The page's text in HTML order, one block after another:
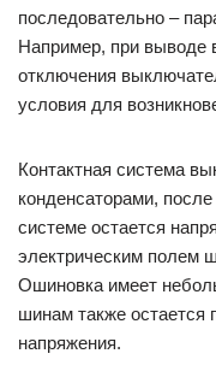
последовательно –
Например, при выводе
отключения
условия для
Контактная система
конденсаторами,
системе остается
электрическим полем
Ошиновка имеет
шинам также
напряжения.